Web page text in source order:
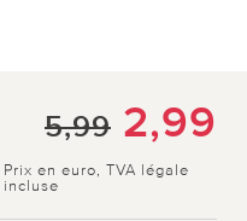
5,99 2,99
Prix en euro, TVA légale
incluse